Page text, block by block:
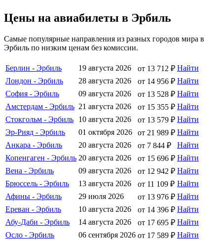
Цены на авиабилеты в Эрбиль
Самые популярные направления из разных городов мира в
Эрбиль по низким ценам без комиссии.
Берлин - Эрбиль 19 августа 2026 от 13 712 ₽ Найти
Лондон - Эрбиль
28 августа 2026 от 14 956 ₽ Найти
София - Эрбиль
09 августа 2026 от 13 528 ₽ Найти
Амстердам - Эрбиль 21 августа 2026 от 15 355 ₽ Найти
Стокгольм - Эрбиль
10 августа 2026 от 13 579 ₽ Найти
Эр-Рияд - Эрбиль
01 октября 2026 от 21 989 ₽ Найти
Анкара - Эрбиль
20 августа 2026 от 7 844 ₽
Найти
Копенгаген - Эрбиль 20 августа 2026 от 15 696 ₽ Найти
Вена - Эрбиль
09 августа 2026 от 12 942 ₽ Найти
Брюссель - Эрбиль
13 августа 2026 от 11 109 ₽ Найти
Афины - Эрбиль
29 июля 2026 от 13 976 ₽ Найти
Ереван - Эрбиль
10 августа 2026 от 14 396 ₽ Найти
Абу-Даби - Эрбиль
14 августа 2026 от 17 695 ₽ Найти
Осло - Эрбиль
06 сентября 2026 от 17 589 ₽ Найти